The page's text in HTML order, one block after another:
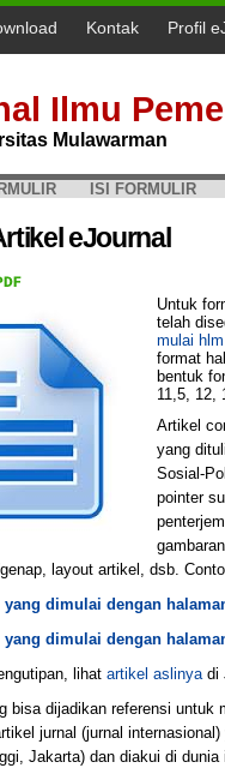
Kontak Profil
Ilmu
Mulawarman
ISI FORMULIR
eJournal
Untuk
telah
mulai
format
bentuk
11,5, 12,
Artikel
yang
Sosial-
pointer
layout artikel, dsb.
dimulai dengan
dimulai dengan
lihat artikel aslinyadi
bisa dijadikan referensi
jurnal (jurnal
Jakarta) dan diakui di